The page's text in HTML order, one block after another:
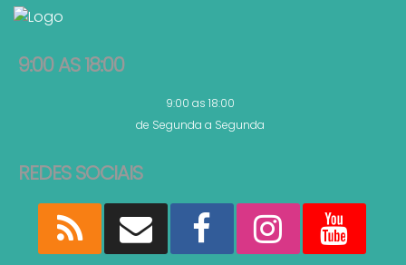
9:00 AS 18:00
9:00 as 18:00
de Segunda a Segunda
REDES SOCIAIS